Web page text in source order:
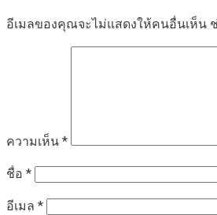
อีเมลของคุณจะไม่แสดงให้คนอื่นเห็น
ความเห็น *
ชื่อ *
อีเมล *